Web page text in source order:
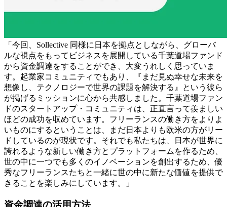
「今回、Sollective 同様に日本を拠点としながら、グローバ
ルな視点をもってビジネスを展開している千葉道場ファンド
から資金調達をすることができ、大変うれしく思っていま
す。起業家コミュニティでもあり、『まだ見ぬ幸せな未来を
想像し、テクノロジーで世界の課題を解決する』という彼ら
が掲げるミッションに心から共感しました。千葉道場ファン
ドのスタートアップ・コミュニティは、正直言って羨ましい
ほどの成功を収めています。フリーランスの働き方をよりよ
いものにするということは、まだ日本よりも欧米の方がリー
ドしているのが現状です。それでも私たちは、
日本が世界に
誇れるような新しい働き方とプラットフォームを作るため、
世の中に一つでも多くのイノベーションを創出するため、優
秀なフリーランスたちと一緒に世の中に新たな価値を提供で
きることを楽しみにしています。
」
資金調達の活用方法